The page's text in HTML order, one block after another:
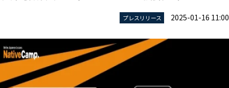
プレスリリース 2025-01-16 11:00